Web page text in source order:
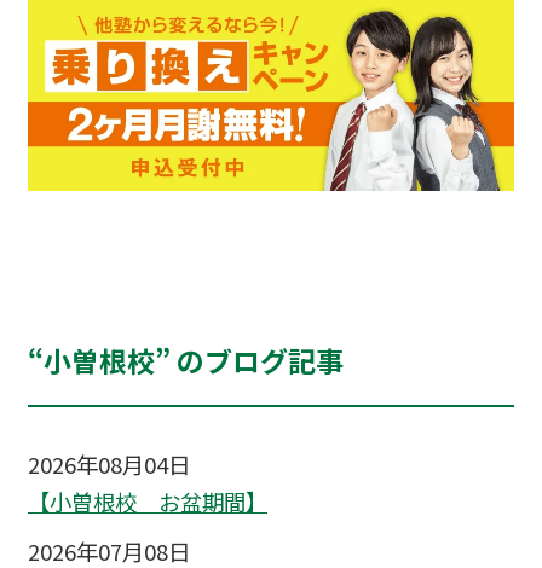
“小曽根校” のブログ記事
2026年08月04日
【小曽根校 お盆期間】
2026年07月08日